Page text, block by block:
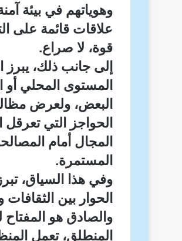
وهوياتهم في بيئة
علاقات قائمة على
قوة، لا صراع.
إلى جانب ذلك،
المستوى المحلي
البعض، ولعرض
الحواجز التي
المجال أمام
المستمرة.
وفي هذا السياق،
الحوار بين
والصادق هو المفتاح
المنطلق، تعمل